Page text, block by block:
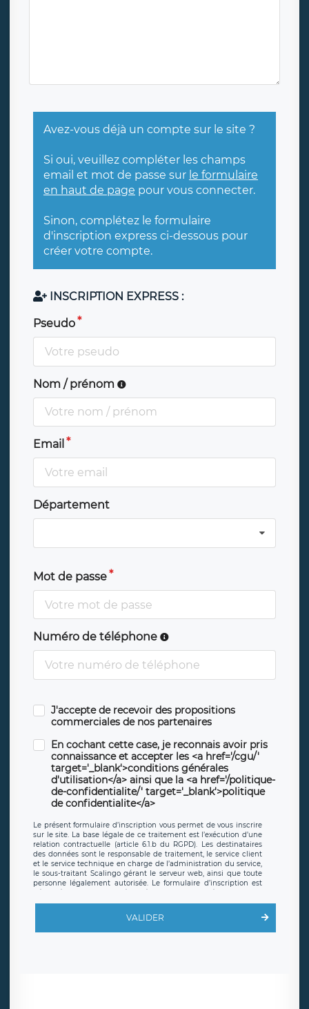
Avez-vous déjà un compte sur le site ?
Si oui, veuillez compléter les champs
email et mot de passe sur le formulaire
en haut de page pour vous connecter.
Sinon, complétez le formulaire
d'inscription express ci-dessous pour
créer votre compte.
INSCRIPTION EXPRESS :
Pseudo
Nom / prénom
Email
Département
Mot de passe
Numéro de téléphone
J'accepte de recevoir des propositions
commerciales de nos partenaires
En cochant cette case, je reconnais avoir pris
connaissance et accepter les <a href='/cgu/'
target='_blank'>conditions générales
d'utilisation</a> ainsi que la <a href='/politique-
de-confidentialite/' target='_blank'>politique
de confidentialite</a>
Le présent formulaire d’inscription vous permet de vous inscrire
sur le site. La base légale de ce traitement est l’exécution d’une
relation contractuelle (article 6.1.b du RGPD). Les destinataires
des données sont le responsable de traitement, le service client
et le service technique en charge de l’administration du service,
le sous-traitant Scalingo gérant le serveur web, ainsi que toute
personne légalement autorisée. Le formulaire d’inscription est
hébergé sur un serveur hébergé par Scalingo, basé en France et
offrant desclauses de protection conformes au RGPD. Les
en sollicite la suppression, étant entendu que vous pouvez
demander la suppression de vos données et retirer votre
VALIDER